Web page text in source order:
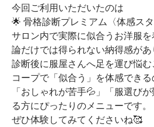
今回ご利用いただいたのは
🌟 骨格診断プレミアム〈体感ス
サロン内で実際に似合うお洋服
論だけでは得られない納得感があ
診断後に服屋さんへ足を運び悩
コープで「似合う」を体感でき
「おしゃれが苦手💦」「服選び
る方にぴったりのメニューです。
ぜひ体験してみてくださいね🥰